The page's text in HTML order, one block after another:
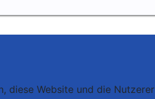
diese Website und die